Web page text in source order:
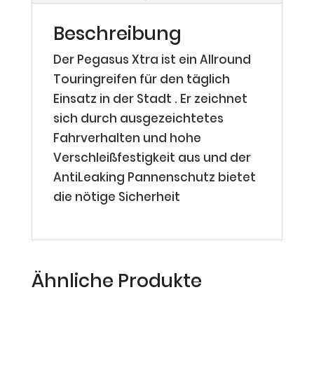
Beschreibung
Der Pegasus Xtra ist ein Allround
Touringreifen für den täglich
Einsatz in der Stadt . Er zeichnet
sich durch ausgezeichtetes
Fahrverhalten und hohe
Verschleißfestigkeit aus und der
AntiLeaking Pannenschutz bietet
die nötige Sicherheit
Ähnliche Produkte